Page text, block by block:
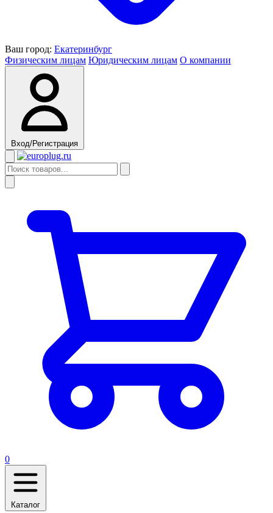
Ваш город: Екатеринбург
Физическим лицам Юридическим лицам О компании
Вход/Регистрация
0
Каталог